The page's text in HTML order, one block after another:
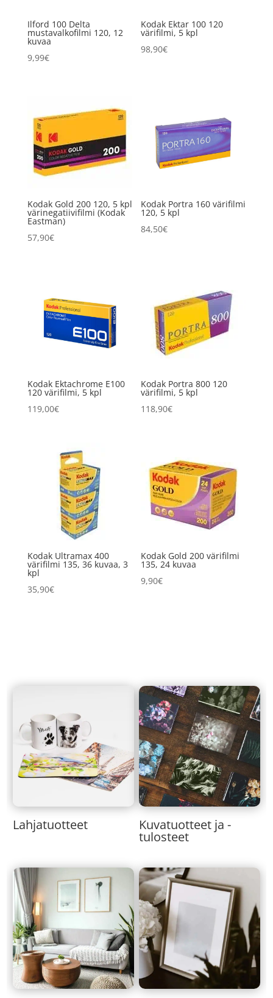
Ilford 100 Delta
mustavalkofilmi 120, 12
kuvaa
9,99€
Kodak Ektar 100 120
värifilmi, 5 kpl
98,90€
Kodak Gold 200 120, 5 kpl
värinegatiivifilmi (Kodak
Eastman)
57,90€
Kodak Portra 160 värifilmi
120, 5 kpl
84,50€
Kodak Ektachrome E100
120 värifilmi, 5 kpl
119,00€
Kodak Portra 800 120
värifilmi, 5 kpl
118,90€
Kodak Ultramax 400
värifilmi 135, 36 kuvaa, 3
kpl
35,90€
Kodak Gold 200 värifilmi
135, 24 kuvaa
9,90€
Lahjatuotteet Kuvatuotteet ja -
tulosteet